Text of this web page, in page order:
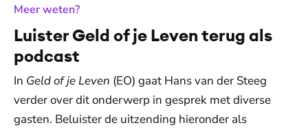
Meer weten?:
Luister Geld of je Leven terug als
podcast
In Geld of je Leven (EO) gaat Hans van der Steeg
verder over dit onderwerp in gesprek met diverse
gasten. Beluister de uitzending hieronder als